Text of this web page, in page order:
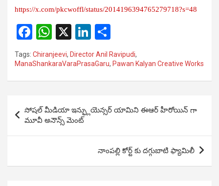
https://x.com/pkcwoffl/status/2014196394765279718?s=48
F
a
ce
b
o
k
W
h
at
s
p
p
X
Li
n
ke
dI
h
ar
e
Tags: Chiranjeevi, Director Anil Ravipudi,
ManaShankaraVaraPrasaGaru, Pawan Kalyan Creative Works
navigation
సోషల్ మీడియా ఇన్ఫ్లుయెన్సర్ యామిని ఈఆర్ హీరోయిన్ గా
మూవీ అనౌన్స్ మెంట్
నాంపల్లి కోర్ట్ కు దగ్గుబాటి ఫ్యామిలీ